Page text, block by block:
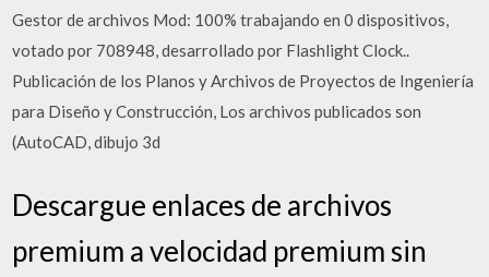
Gestor de archivos Mod: 100% trabajando en 0 dispositivos,
votado por 708948, desarrollado por Flashlight Clock..
Publicación de los Planos y Archivos de Proyectos de Ingeniería
para Diseño y Construcción, Los archivos publicados son
(AutoCAD, dibujo 3d
Descargue enlaces de archivos
premium a velocidad premium sin